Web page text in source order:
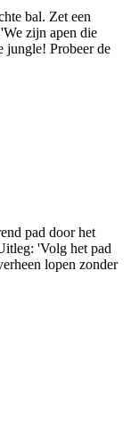
bal. Zet een
zijn apen die
jungle! Probeer de
pad door het
'Volg het pad
lopen zonder